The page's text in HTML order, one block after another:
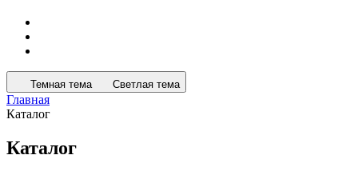
Темная тема Светлая тема
Главная
Каталог
Каталог